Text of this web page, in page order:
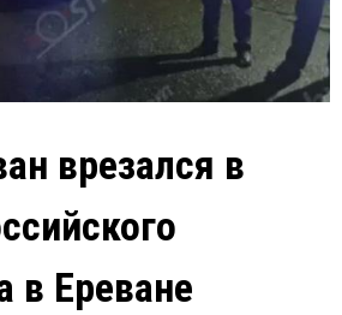
врезался в
в Ереване